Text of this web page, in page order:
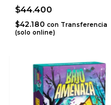
$44.400
$42.180 con Transferencia
(solo online)